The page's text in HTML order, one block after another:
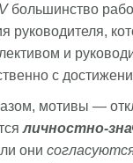
большинство
руководителя,
и
с
мотивы —
личностно-
они